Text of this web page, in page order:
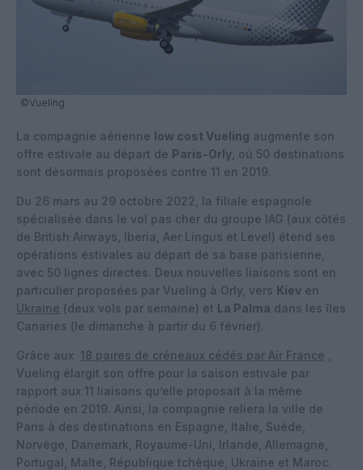
©Vueling
La compagnie aérienne low cost Vueling augmente son
offre estivale au départ de Paris-Orly , où 50 destinations
sont désormais proposées contre 11 en 2019.
Du 26 mars au 29 octobre 2022, la filiale espagnole
spécialisée dans le vol pas cher du groupe IAG (aux côtés
de British Airways, Iberia, Aer Lingus et Level) étend ses
opérations estivales au départ de sa base parisienne,
avec 50 lignes directes. Deux nouvelles liaisons sont en
particulier proposées par Vueling à Orly, vers Kiev en
Ukraine (deux vols par semaine) et La Palma dans les îles
Canaries (le dimanche à partir du 6 février).
Grâce aux 18 paires de créneaux cédés par Air France
Vueling élargit son offre pour la saison estivale par
rapport aux 11 liaisons qu’elle proposait à la même
période en 2019. Ainsi, la compagnie reliera la ville de
Paris à des destinations en Espagne, Italie, Suède,
Norvège, Danemark, Royaume-Uni, Irlande, Allemagne,
Portugal, Malte, République tchèque, Ukraine et Maroc.